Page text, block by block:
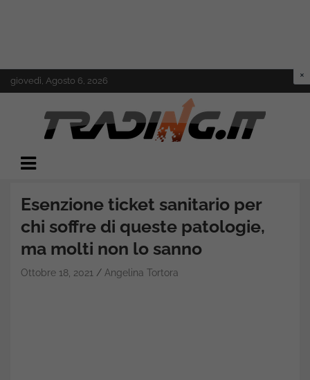
Skip
to
giovedì, Agosto 6, 2026
Trading.it
Esenzione ticket sanitario per
chi soffre di queste patologie,
ma molti non lo sanno
Ottobre 18, 2021 Angelina Tortora